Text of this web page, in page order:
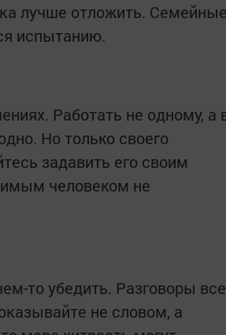
лучше отложить.
испытанию.
Работать не одному, а
Но только своего
задавить его своим
человеком не
то убедить. Разговоры все
не словом, а